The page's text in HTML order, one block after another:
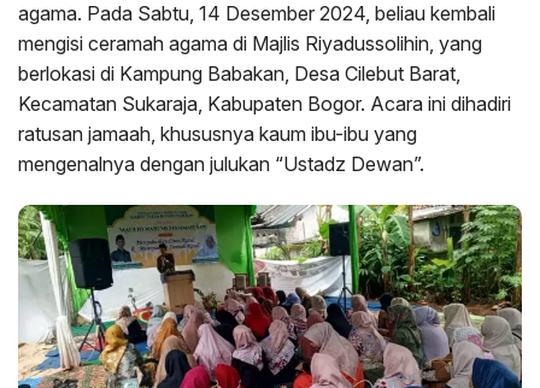
agama. Pada Sabtu, 14 Desember 2024, beliau kembali
mengisi ceramah agama di Majlis Riyadussolihin, yang
berlokasi di Kampung Babakan, Desa Cilebut Barat,
Kecamatan Sukaraja, Kabupaten Bogor. Acara ini dihadiri
ratusan jamaah, khususnya kaum ibu-ibu yang
mengenalnya dengan julukan “Ustadz Dewan”.